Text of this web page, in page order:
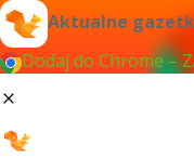
Aktualne
Dodaj do Chrome –